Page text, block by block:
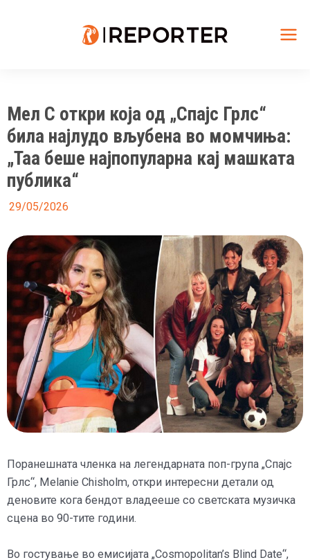
Мел С откри која од „Спајс Грлс“
била најлудо вљубена во момчиња:
„Таа беше најпопуларна кај машката
публика“
29/05/2026
Поранешната членка на легендарната поп-група „Спајс
Грлс“, Melanie Chisholm, откри интересни детали од
деновите кога бендот владееше со светската музичка
сцена во 90-тите години.
Во гостување во емисијата „Cosmopolitan’s Blind Date“,